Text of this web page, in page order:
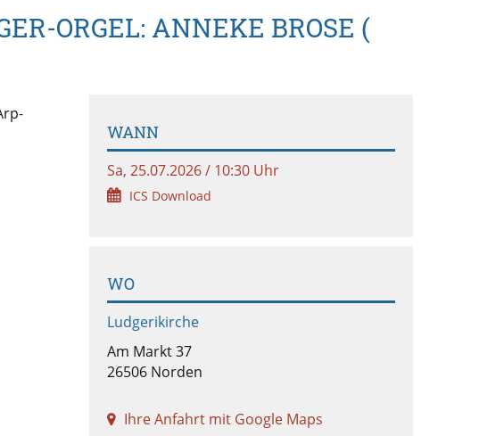
ORGEL: ANNEKE BROSE (
WANN
Sa, 25.07.2026 / 10:30 Uhr
ICS Download
WO
Ludgerikirche
Am Markt 37
26506 Norden
Ihre Anfahrt mit Google Maps